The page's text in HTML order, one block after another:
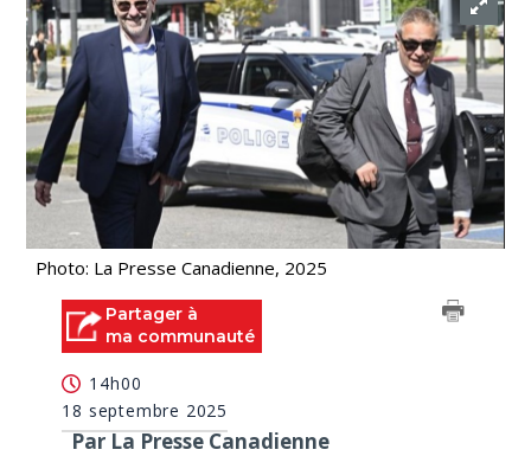
Photo: La Presse Canadienne, 2025
Partager à
ma communauté
14h00
18 septembre 2025
Par La Presse Canadienne